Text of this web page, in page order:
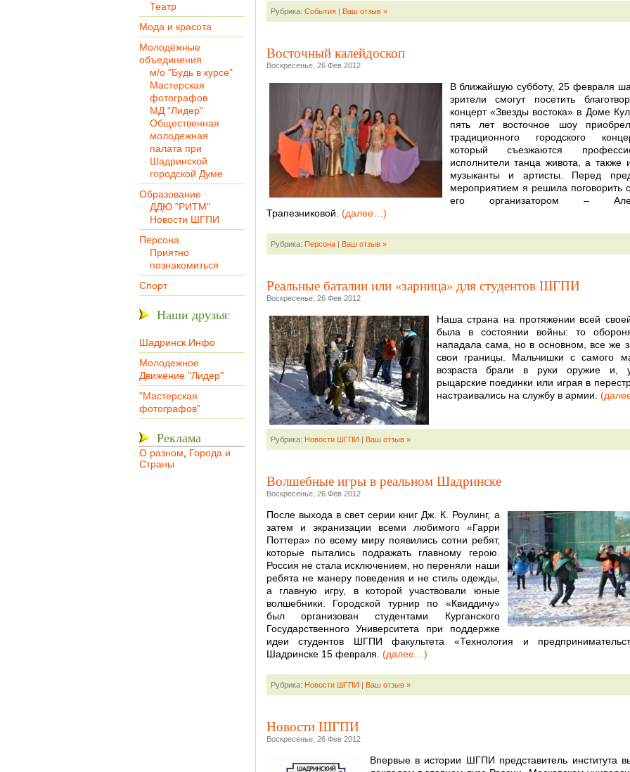
Театр
Мода и красота
Молодёжные
объединения
м/о "Будь в курсе"
Мастерская
фотографов
МД "Лидер"
Общественная
молодежная
палата при
Шадринской
городской Думе
Образование
ДДЮ "РИТМ"
Новости ШГПИ
Персона
Приятно
познакомиться
Спорт
Наши друзья:
Шадринск.Инфо
Молодежное
Движение "Лидер"
"Мастерская
фотографов"
Реклама
О разном
Города и
Страны
Рубрика: События| Ваш отзыв »
Восточный калейдоскоп
Воскресенье, 26 Фев 2012
В ближайшую субботу, 25 февраля
зрители смогут посетить
концерт «Звезды востока» в Доме
пять лет восточное шоу
традиционного городского
который съезжаются
исполнители танца живота, а также
музыканты и артисты. Перед
мероприятием я решила поговорить
его организатором –
Трапезниковой. (далее…)
Рубрика: Персона| Ваш отзыв »
Реальные баталии или «зарница» для студентов ШГПИ
Воскресенье, 26 Фев 2012
Наша страна на протяжении всей
была в состоянии войны: то
нападала сама, но в основном, все же
свои границы. Мальчишки с самого
возраста брали в руки оружие и,
рыцарские поединки или играя в
настраивались на службу в армии.
Рубрика: Новости ШГПИ | Ваш отзыв »
Волшебные игры в реальном Шадринске
Воскресенье, 26 Фев 2012
После выхода в свет серии книг Дж. К. Роулинг, а
затем и экранизации всеми любимого «Гарри
Поттера» по всему миру появились сотни ребят,
которые пытались подражать главному герою.
Россия не стала исключением, но переняли наши
ребята не манеру поведения и не стиль одежды,
а главную игру, в которой участвовали юные
волшебники. Городской турнир по «Квиддичу»
был организован студентами Курганского
Государственного Университета при поддержке
идеи студентов ШГПИ факультета «Технология и
Шадринске 15 февраля. (далее…)
Рубрика: Новости ШГПИ | Ваш отзыв »
Новости ШГПИ
Воскресенье, 26 Фев 2012
Впервые в истории ШГПИ представитель института